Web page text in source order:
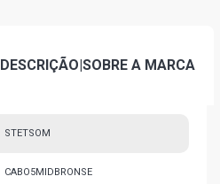
DESCRIÇÃO|SOBRE A MARCA
STETSOM
CABO5MIDBRONSE